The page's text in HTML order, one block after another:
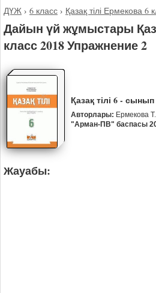
ДҮЖ › 6 класс › Қазақ тілі Ермекова 6
Дайын үй жұмыстары
класс 2018 Упражнение 2
Қазақ тілі 6 - сынып
Авторлары: Ермекова
"Арман-ПВ" баспасы
Жауабы: